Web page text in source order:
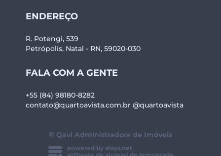
ENDEREÇO
R. Potengi, 539
Petrópolis, Natal - RN, 59020-030
FALA COM A GENTE
+55 (84) 98180-8282
contato@quartoavista.com.br @quartoavista
© Qavi Administradora de Imóveis
powered by stays.net